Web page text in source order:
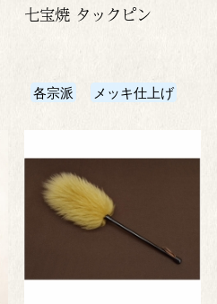
七宝焼 タックピン
各宗派 メッキ仕上げ